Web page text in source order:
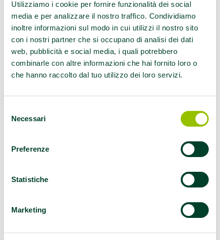
Utilizziamo i cookie per fornire funzionalità dei social
media e per analizzare il nostro traffico. Condividiamo
inoltre informazioni sul modo in cui utilizzi il nostro sito
con i nostri partner che si occupano di analisi dei dati
web, pubblicità e social media, i quali potrebbero
combinarle con altre informazioni che hai fornito loro o
che hanno raccolto dal tuo utilizzo dei loro servizi.
delNecessari
Preferenze
Statistiche
Marketing
Palestra ASD
Istituto Superiore
d’Aplomb: a
Modena una
nuova Palestra
che Promuove
Salute